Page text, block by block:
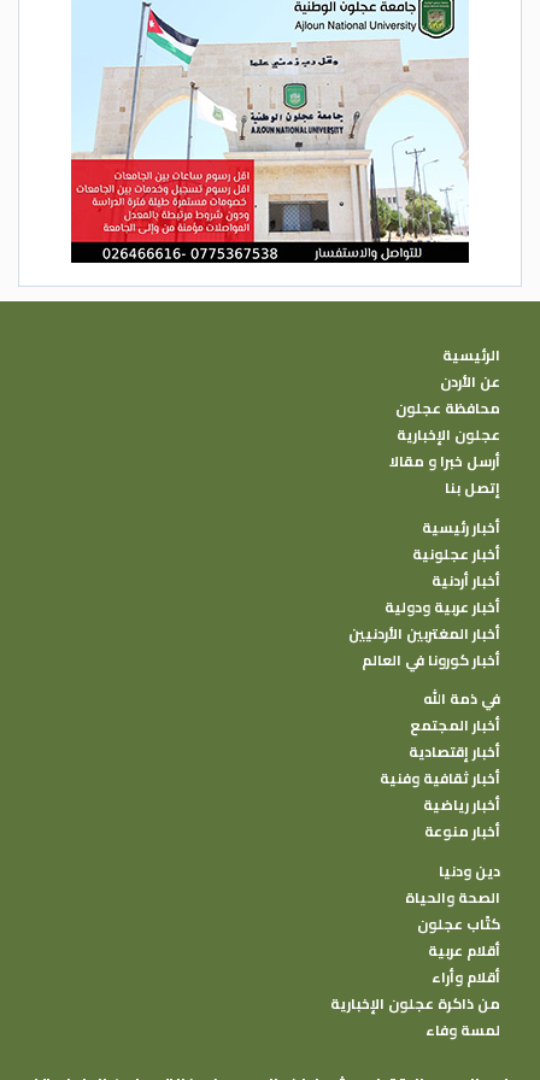
المجتمع المِصري، ليعيد إلَيهم كرامتهم
المنهوبة عبر لغة نابضة بالحياة، تلتقط لحظات
التمرد الكامنة خلف الاستسلام الظاهري.
الرئيسية
عن الأردن
محافظة عجلون
عجلون الإخبارية
أرسل خبرا و مقالا
إتصل بنا
أخبار رئيسية
أخبار عجلونية
أخبار أردنية
أخبار عربية ودولية
أخبار المغتربين الأردنيين
أخبار كورونا في العالم
في ذمة الله
أخبار المجتمع
أخبار إقتصادية
أخبار ثقافية وفنية
أخبار رياضية
أخبار منوعة
دين ودنيا
الصحة والحياة
كتًاب عجلون
أقلام عربية
أقلام وأراء
من ذاكرة عجلون الإخبارية
لمسة وفاء